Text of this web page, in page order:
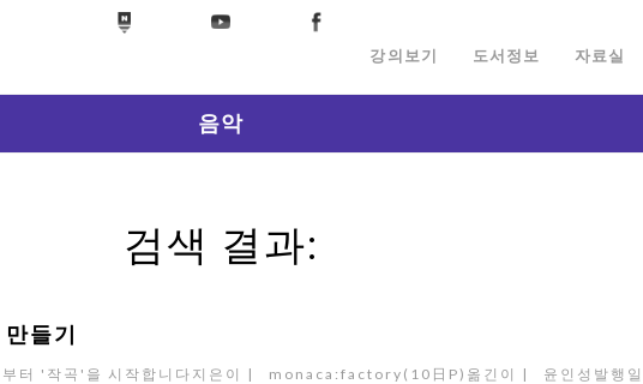
강의보기 도서정보 자료실
음악
검색 결과:
들기
늘부터 '작곡'을 시작합니다지은이 | monaca:factory(10日P)옮긴이 | 윤인성발